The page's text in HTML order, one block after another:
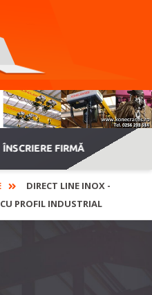
ÎNSCRIERE FIRMĂ
DIRECT LINE INOX -
PROFIL INDUSTRIAL